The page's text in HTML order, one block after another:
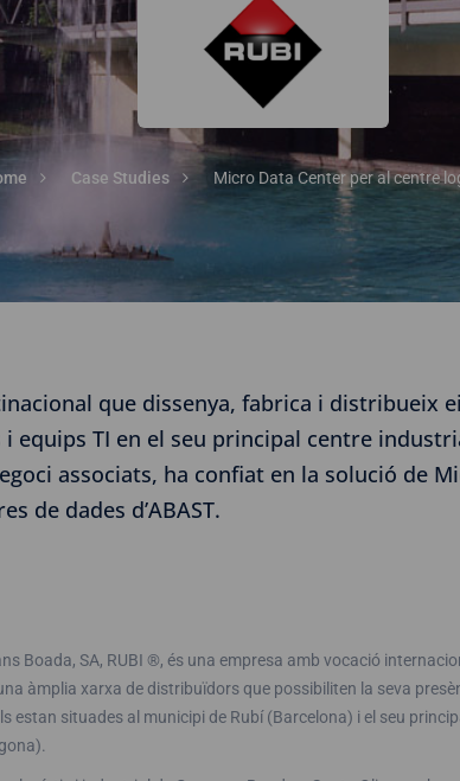
Case Studies Micro Data Center per al centre
que dissenya, fabrica i distribueix
equips TI en el seu principal centre
associats, ha confiat en la solució de
de dades d’ABAST.
Boada, SA, RUBI ®, és una empresa amb vocació
àmplia xarxa de distribuïdors que possibiliten la seva
estan situades al municipi de Rubí (Barcelona) i el seu